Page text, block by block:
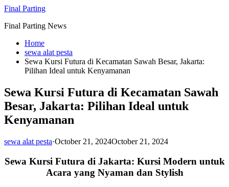
Skip
content
Final Parting
Final Parting News
Home
sewa alat pesta
Sewa Kursi Futura di Kecamatan Sawah Besar, Jakarta:
Pilihan Ideal untuk Kenyamanan
Sewa Kursi Futura di Kecamatan Sawah
Besar, Jakarta: Pilihan Ideal untuk
Kenyamanan
sewa alat pesta·October 21, 2024October 21, 2024
Sewa Kursi Futura di Jakarta: Kursi Modern untuk
Acara yang Nyaman dan Stylish